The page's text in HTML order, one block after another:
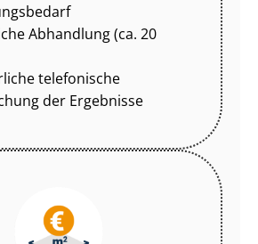
Abhandlung (ca. 20
telefonische
der Ergebnisse